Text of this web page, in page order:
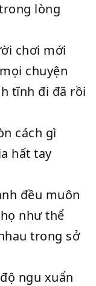
lòng
chơi mới
chuyện
tĩnh đi đã rồi
cách gì
hất tay
đều muôn
như thể
trong sở
ngu xuẩn